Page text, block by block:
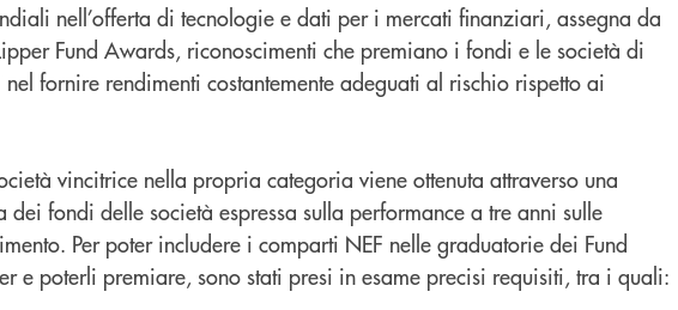
nell’offerta di tecnologie e dati per i mercati finanziari, assegna da
Fund Awards, riconoscimenti che premiano i fondi e le società di
fornire rendimenti costantemente adeguati al rischio rispetto ai
vincitrice nella propria categoria viene ottenuta attraverso una
fondi delle società espressa sulla performance a tre anni sulle
Per poter includere i comparti NEF nelle graduatorie dei Fund
e poterli premiare, sono stati presi in esame precisi requisiti, tra i quali: